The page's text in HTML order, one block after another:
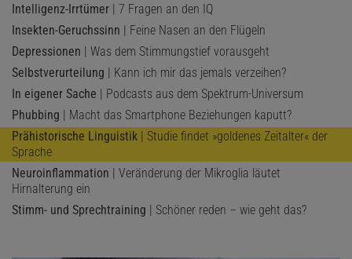
Intelligenz-Irrtümer | 7 Fragen an den IQ
Insekten-Geruchssinn | Feine Nasen an den Flügeln
Depressionen | Was dem Stimmungstief vorausgeht
Selbstverurteilung | Kann ich mir das jemals verzeihen?
In eigener Sache | Podcasts aus dem Spektrum-Universum
Phubbing | Macht das Smartphone Beziehungen kaputt?
Prähistorische Linguistik | Studie findet »goldenes Zeitalter« der
Sprache
Neuroinflammation | Veränderung der Mikroglia läutet
Hirnalterung ein
Stimm- und Sprechtraining | Schöner reden – wie geht das?